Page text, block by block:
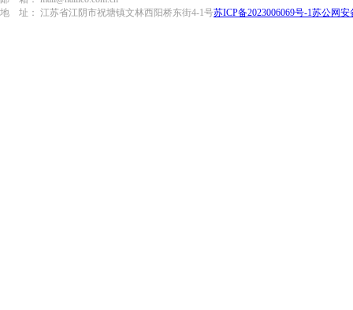
地 址： 江苏省江阴市祝塘镇文林西阳桥东街4-1号苏ICP备2023006069号-1苏公网安